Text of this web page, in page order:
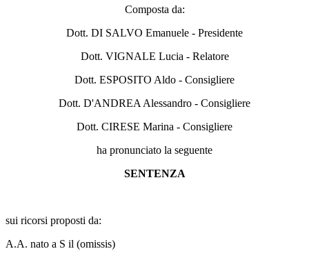
Composta da:
Dott. DI SALVO Emanuele - Presidente
Dott. VIGNALE Lucia - Relatore
Dott. ESPOSITO Aldo - Consigliere
Dott. D'ANDREA Alessandro - Consigliere
Dott. CIRESE Marina - Consigliere
ha pronunciato la seguente
SENTENZA
sui ricorsi proposti da:
A.A. nato a S il (omissis)